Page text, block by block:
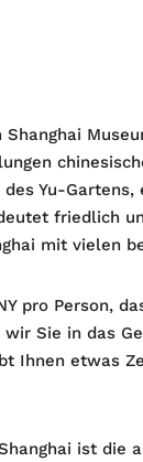
Yu-
friedlich
mit vielen
pro Person,
Sie in das
Ihnen etwas
ist die